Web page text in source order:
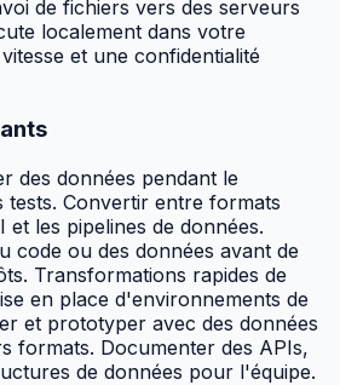
de fichiers vers des serveurs
localement dans votre
et une confidentialité
des données pendant le
tests. Convertir entre formats
les pipelines de données.
code ou des données avant de
Transformations rapides de
en place d'environnements de
et prototyper avec des données
formats. Documenter des APIs,
de données pour l'équipe.